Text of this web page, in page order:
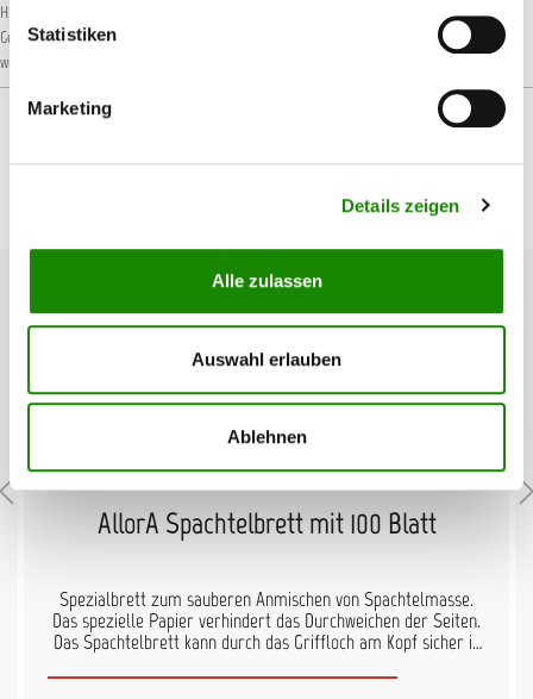
Statistiken
Marketing
Details zeigen
Alle zulassen
Auswahl erlauben
Ablehnen
H315: Verursacht Hautreizungen.
H332:
Gesundheitsschädlich bei Einatmen.
H372: Schädigt die Organe bei längerer oder
wiederholter Exposition .
AllorA Spachtelbrett mit 100 Blatt
Spezialbrett zum sauberen Anmischen von Spachtelmasse.
Das spezielle Papier verhindert das Durchweichen der Seiten.
Das Spachtelbrett kann durch das Griffloch am Kopf sicher in
cm Mischfläche